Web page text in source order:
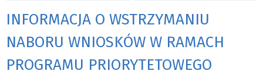
INFORMACJA O WSTRZYMANIU
NABORU WNIOSKÓW W RAMACH
PROGRAMU PRIORYTETOWEGO